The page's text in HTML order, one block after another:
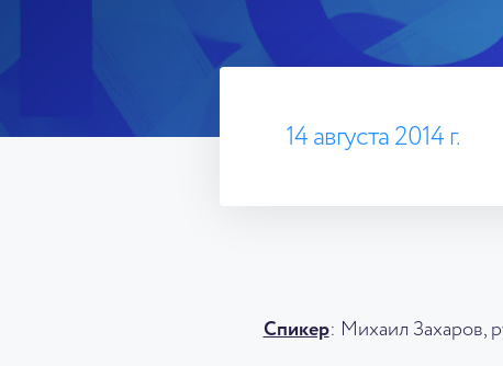
14 августа 2014 г.
Спикер: Михаил Захаров,